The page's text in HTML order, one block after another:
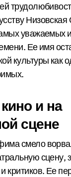
уважаемых
Ее имя
культуры как
и на
сцене
смело
сцену,
критиков. Ее